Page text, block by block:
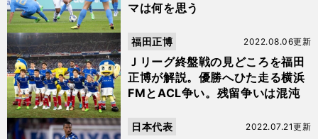
マは何を思う
Ｊリーグ終盤戦の見どころを福田
正博が解説。優勝へひた走る横浜
FMとACL争い。残留争いは混沌
2022.08.06更新
福田正博
2022.07.21更新
日本代表